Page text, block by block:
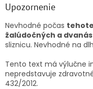
Upozornenie
Nevhodné počas
žalúdočných a
sliznicu. Nevhodné na
Tento text má výlučne
nepredstavuje
432/2012.